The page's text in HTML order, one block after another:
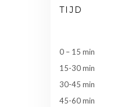
TIJD
0 – 15 min
15-30 min
30-45 min
45-60 min